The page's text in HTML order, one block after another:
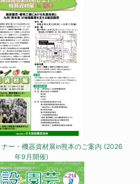
ー・機器資材展in熊本のご案内 (2026
年9月開催)